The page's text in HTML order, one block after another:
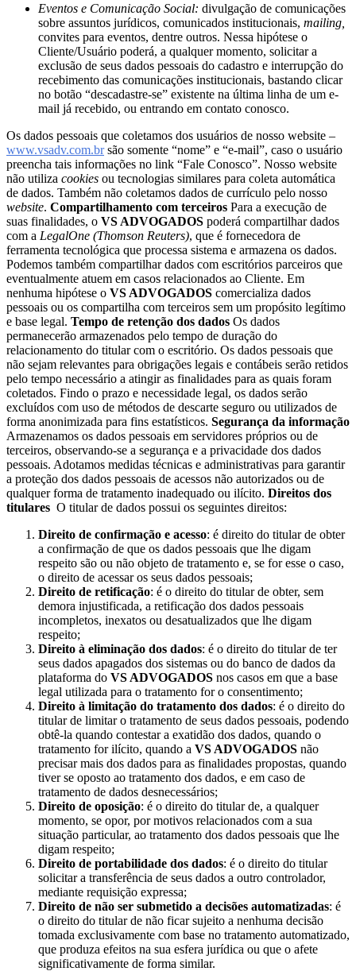
Eventos e Comunicação Social: divulgação de comunicações
sobre assuntos jurídicos, comunicados institucionais, mailing,
convites para eventos, dentre outros. Nessa hipótese o
Cliente/Usuário poderá, a qualquer momento, solicitar a
exclusão de seus dados pessoais do cadastro e interrupção do
recebimento das comunicações institucionais, bastando clicar
no botão “descadastre-se” existente na última linha de um e-
mail já recebido, ou entrando em contato conosco.
Os dados pessoais que coletamos dos usuários de nosso website –
www.vsadv.com.brsão somente “nome” e “e-mail”, caso o usuário
preencha tais informações no link “Fale Conosco”. Nosso website
não utiliza cookies ou tecnologias similares para coleta automática
de dados. Também não coletamos dados de currículo pelo nosso
website. Compartilhamento com terceiros Para a execução de
suas finalidades, o VS ADVOGADOS poderá compartilhar dados
com a LegalOne (Thomson Reuters), que é fornecedora de
ferramenta tecnológica que processa sistema e armazena os dados.
Podemos também compartilhar dados com escritórios parceiros que
eventualmente atuem em casos relacionados ao Cliente. Em
nenhuma hipótese o VS ADVOGADOS comercializa dados
pessoais ou os compartilha com terceiros sem um propósito legítimo
e base legal. Tempo de retenção dos dados Os dados
permanecerão armazenados pelo tempo de duração do
relacionamento do titular com o escritório. Os dados pessoais que
não sejam relevantes para obrigações legais e contábeis serão retidos
pelo tempo necessário a atingir as finalidades para as quais foram
coletados. Findo o prazo e necessidade legal, os dados serão
excluídos com uso de métodos de descarte seguro ou utilizados de
forma anonimizada para fins estatísticos. Segurança da informação
Armazenamos os dados pessoais em servidores próprios ou de
terceiros, observando-se a segurança e a privacidade dos dados
pessoais. Adotamos medidas técnicas e administrativas para garantir
a proteção dos dados pessoais de acessos não autorizados ou de
qualquer forma de tratamento inadequado ou ilícito. Direitos dos
titulares O titular de dados possui os seguintes direitos:
Direito de confirmação e acesso: é direito do titular de obter
a confirmação de que os dados pessoais que lhe digam
respeito são ou não objeto de tratamento e, se for esse o caso,
o direito de acessar os seus dados pessoais;
Direito de retificação: é o direito do titular de obter, sem
demora injustificada, a retificação dos dados pessoais
incompletos, inexatos ou desatualizados que lhe digam
respeito;
Direito à eliminação dos dados: é o direito do titular de ter
seus dados apagados dos sistemas ou do banco de dados da
plataforma do VS ADVOGADOS nos casos em que a base
legal utilizada para o tratamento for o consentimento;
Direito à limitação do tratamento dos dados: é o direito do
titular de limitar o tratamento de seus dados pessoais, podendo
obtê-la quando contestar a exatidão dos dados, quando o
tratamento for ilícito, quando a VS ADVOGADOS não
precisar mais dos dados para as finalidades propostas, quando
tiver se oposto ao tratamento dos dados, e em caso de
tratamento de dados desnecessários;
Direito de oposição: é o direito do titular de, a qualquer
momento, se opor, por motivos relacionados com a sua
situação particular, ao tratamento dos dados pessoais que lhe
digam respeito;
Direito de portabilidade dos dados: é o direito do titular
solicitar a transferência de seus dados a outro controlador,
mediante requisição expressa;
Direito de não ser submetido a decisões automatizadas: é
o direito do titular de não ficar sujeito a nenhuma decisão
tomada exclusivamente com base no tratamento automatizado,
que produza efeitos na sua esfera jurídica ou que o afete
significativamente de forma similar.